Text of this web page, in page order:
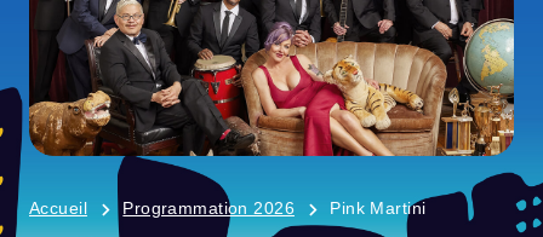
Accueil Programmation 2026 Pink Martini